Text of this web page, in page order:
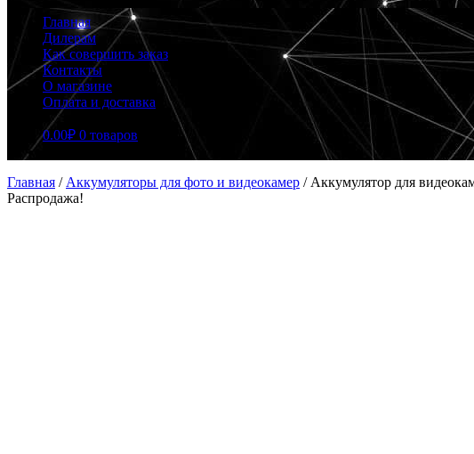
Главная
Дилерам
Как совершить заказ
Контакты
О магазине
Оплата и доставка
0.00₽ 0 товаров
Главная / Аккумуляторы для фото и видеокамер / Аккумулятор для
Распродажа!